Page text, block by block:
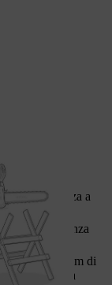
lunghezza a
diametro, senza
(ca. 10 cm di
di quella